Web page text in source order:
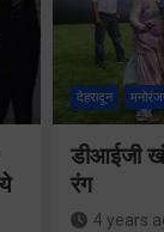
देहरादून
डीआईजी
रंग
4 years